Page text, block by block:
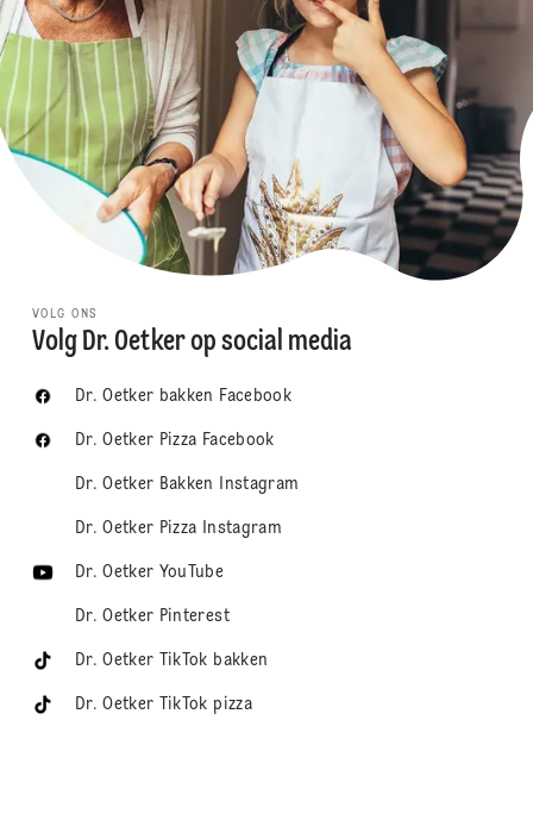
VOLG ONS
Volg Dr. Oetker op social media
Dr. Oetker bakken Facebook
Dr. Oetker Pizza Facebook
Dr. Oetker Bakken Instagram
Dr. Oetker Pizza Instagram
Dr. Oetker YouTube
Dr. Oetker Pinterest
Dr. Oetker TikTok bakken
Dr. Oetker TikTok pizza